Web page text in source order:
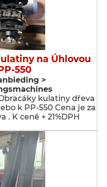
na Úhlovou
550
>
kulatiny dřeva
k PP-550 Cena je za
. K ceně + 21%DPH